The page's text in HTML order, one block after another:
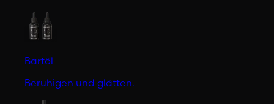
Bartöl
Beruhigen und glätten.